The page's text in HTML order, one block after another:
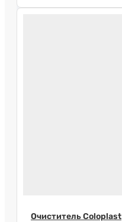
Очиститель Coloplast